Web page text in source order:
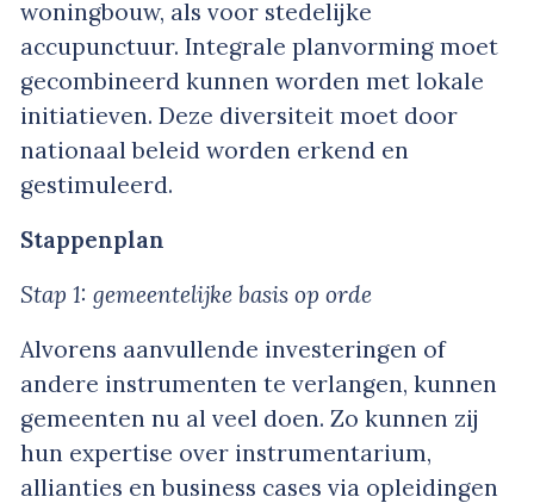
woningbouw, als voor stedelijke
accupunctuur. Integrale planvorming moet
gecombineerd kunnen worden met lokale
initiatieven. Deze diversiteit moet door
nationaal beleid worden erkend en
gestimuleerd.
Stappenplan
Stap 1: gemeentelijke basis op orde
Alvorens aanvullende investeringen of
andere instrumenten te verlangen, kunnen
gemeenten nu al veel doen. Zo kunnen zij
hun expertise over instrumentarium,
allianties en business cases via opleidingen